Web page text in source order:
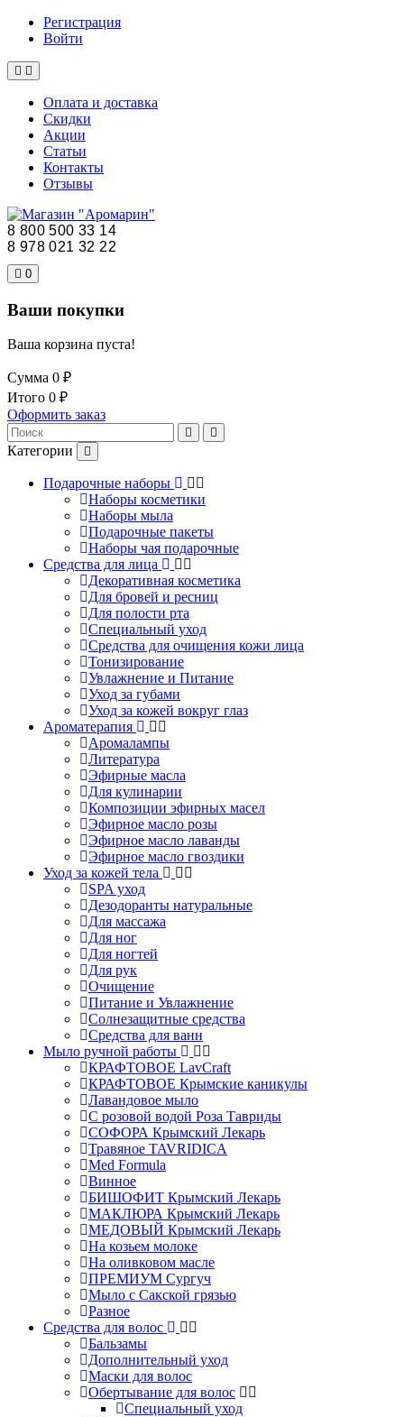
Регистрация
Войти
Оплата и доставка
Скидки
Акции
Статьи
Контакты
Отзывы
8 800 500 33 14
8 978 021 32 22
0
Ваши покупки
Ваша корзина пуста!
Сумма 0 ₽
Итого 0 ₽
Оформить заказ
Категории
Подарочные наборы
Наборы косметики
Наборы мыла
Подарочные пакеты
Наборы чая подарочные
Средства для лица
Декоративная косметика
Для бровей и ресниц
Для полости рта
Специальный уход
Средства для очищения кожи лица
Тонизирование
Увлажнение и Питание
Уход за губами
Уход за кожей вокруг глаз
Ароматерапия
Аромалампы
Литература
Эфирные масла
Для кулинарии
Композиции эфирных масел
Эфирное масло розы
Эфирное масло лаванды
Эфирное масло гвоздики
Уход за кожей тела
SPA уход
Дезодоранты натуральные
Для массажа
Для ног
Для ногтей
Для рук
Очищение
Питание и Увлажнение
Солнезащитные средства
Средства для ванн
Мыло ручной работы
КРАФТОВОЕ LavCraft
КРАФТОВОЕ Крымские каникулы
Лавандовое мыло
С розовой водой Роза Тавриды
СОФОРА Крымский Лекарь
Травяное TAVRIDICA
Med Formula
Винное
БИШОФИТ Крымский Лекарь
МАКЛЮРА Крымский Лекарь
МЕДОВЫЙ Крымский Лекарь
На козьем молоке
На оливковом масле
ПРЕМИУМ Сургуч
Мыло с Сакской грязью
Разное
Средства для волос
Бальзамы
Дополнительный уход
Маски для волос
Обертывание для волос
Специальный уход